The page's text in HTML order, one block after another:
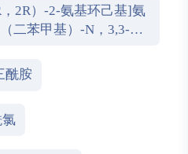
2R）-2-氨基环己基]氨
二苯甲基）-N，3,3-三
酰胺
氯